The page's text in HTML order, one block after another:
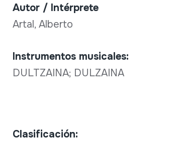
Autor / Intérprete
Artal, Alberto
Instrumentos musicales:
DULTZAINA; DULZAINA
Clasificación: